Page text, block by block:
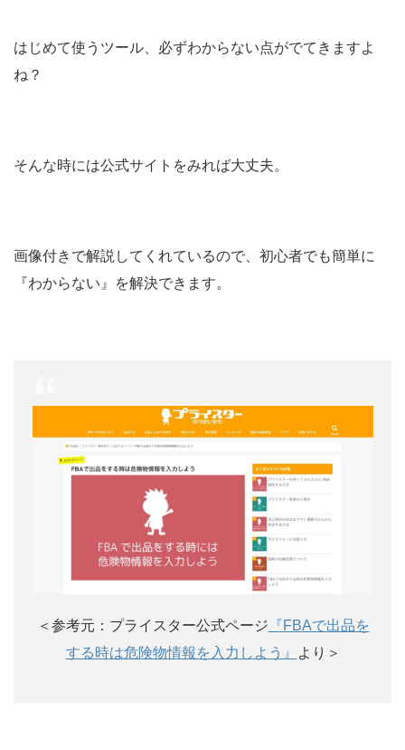
はじめて使うツール、必ずわからない点がでてきますよ
ね？
そんな時には公式サイトをみれば大丈夫。
画像付きで解説してくれているので、初心者でも簡単に
『わからない』を解決できます。
＜参考元：プライスター公式ページ 『FBAで出品を
する時は危険物情報を入力しよう』
より＞